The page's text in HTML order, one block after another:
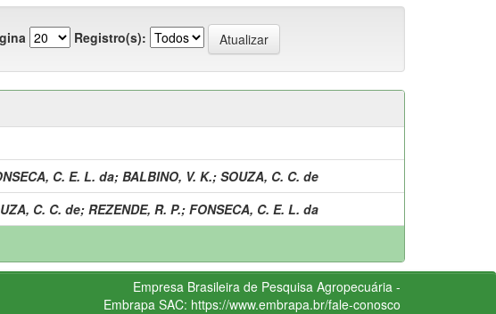
Registro(s):
C. E. L. da; BALBINO, V. K.; SOUZA, C. C. de
C. C. de; REZENDE, R. P.; FONSECA, C. E. L. da
Empresa Brasileira de Pesquisa Agropecuária -
Embrapa SAC: https://www.embrapa.br/fale-conosco